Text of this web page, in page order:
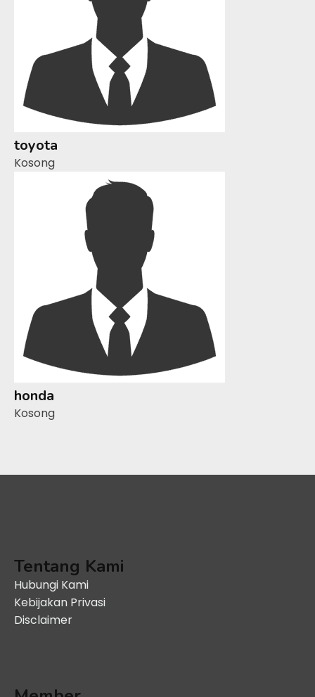
toyota
Kosong
honda
Kosong
Tentang Kami
Hubungi Kami
Kebijakan Privasi
Disclaimer